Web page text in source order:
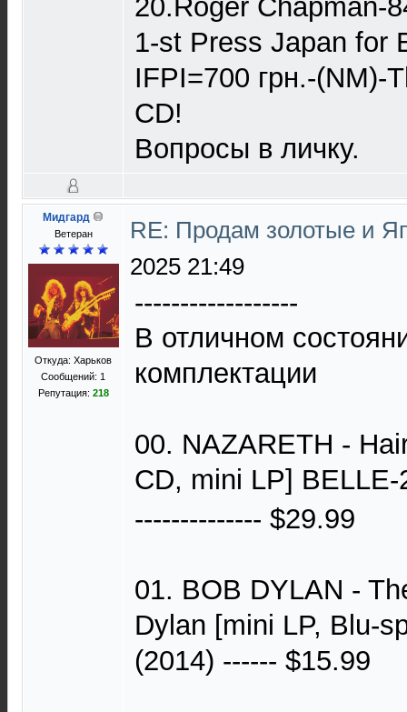
20.Roger Chapman-
1-st Press Japan for
IFPI=700 грн.-(NM)-
CD!
Вопросы в личку.
Мидгард
Ветеран
Откуда: Харьков
Сообщений: 1
Репутация: 218
RE: Продам золотые и
2025 21:49
------------------
В отличном
комплектации
00. NAZARETH -
CD, mini LP]
-------------- $29.99
01. BOB DYLAN -
Dylan [mini LP, Blu-
(2014) ------ $15.99